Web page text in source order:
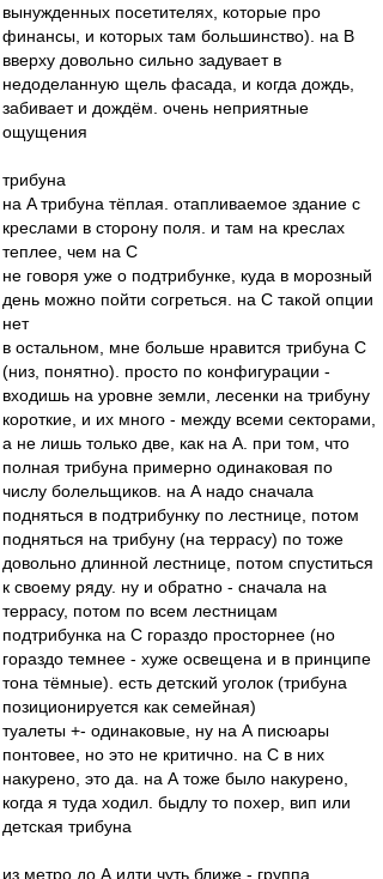
вынужденных посетителях, которые про
финансы, и которых там большинство). на B
вверху довольно сильно задувает в
недоделанную щель фасада, и когда дождь,
забивает и дождём. очень неприятные
ощущения
трибуна
на A трибуна тёплая. отапливаемое здание с
креслами в сторону поля. и там на креслах
теплее, чем на С
не говоря уже о подтрибунке, куда в морозный
день можно пойти согреться. на С такой опции
нет
в остальном, мне больше нравится трибуна С
(низ, понятно). просто по конфигурации -
входишь на уровне земли, лесенки на трибуну
короткие, и их много - между всеми секторами,
а не лишь только две, как на А. при том, что
полная трибуна примерно одинаковая по
числу болельщиков. на А надо сначала
подняться в подтрибунку по лестнице, потом
подняться на трибуну (на террасу) по тоже
довольно длинной лестнице, потом спуститься
к своему ряду. ну и обратно - сначала на
террасу, потом по всем лестницам
подтрибунка на С гораздо просторнее (но
гораздо темнее - хуже освещена и в принципе
тона тёмные). есть детский уголок (трибуна
позиционируется как семейная)
туалеты +- одинаковые, ну на А писюары
понтовее, но это не критично. на С в них
накурено, это да. на А тоже было накурено,
когда я туда ходил. быдлу то похер, вип или
детская трибуна
из метро до А идти чуть ближе - группа